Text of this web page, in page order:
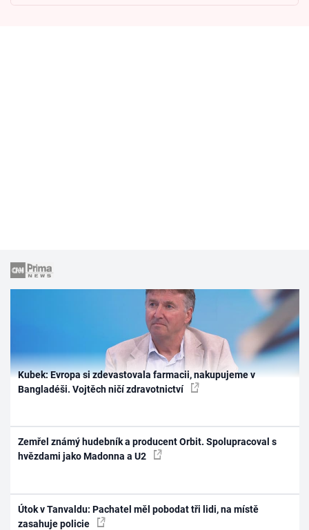
Kubek: Evropa si zdevastovala farmacii, nakupujeme v
Bangladéši. Vojtěch ničí zdravotnictví
Zemřel známý hudebník a producent Orbit. Spolupracoval s
hvězdami jako Madonna a U2
Útok v Tanvaldu: Pachatel měl pobodat tři lidi, na místě
zasahuje policie